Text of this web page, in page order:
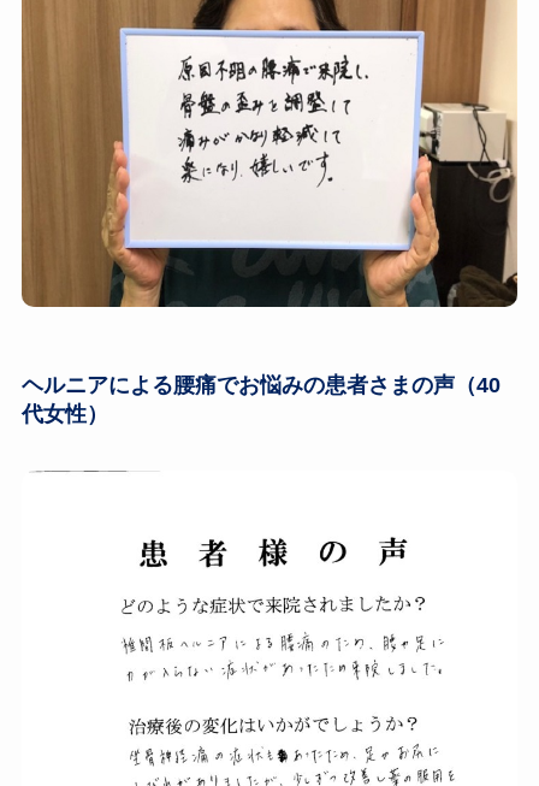
ヘルニアによる腰痛でお悩みの患者さまの声（40
代女性）